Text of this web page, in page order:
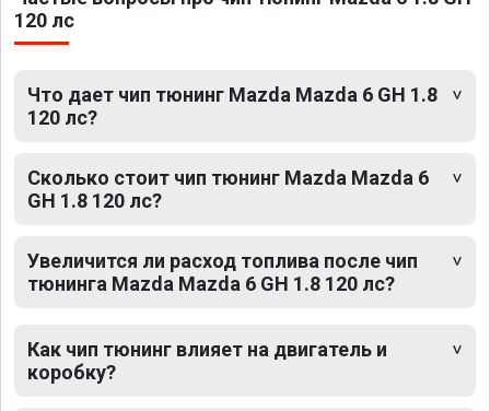
120 лс
Что дает чип тюнинг Mazda Mazda 6 GH 1.8
120 лс?
Сколько стоит чип тюнинг Mazda Mazda 6
GH 1.8 120 лс?
Увеличится ли расход топлива после чип
тюнинга Mazda Mazda 6 GH 1.8 120 лс?
Как чип тюнинг влияет на двигатель и
коробку?